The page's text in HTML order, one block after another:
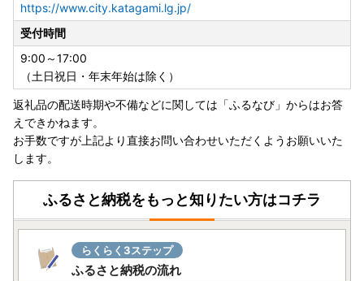
（受付時間 9：00～17:00）
潟上市ふるさと納税 運営事務局
電話 ：018-853-7978
E-mail ：katagami_furusato@norit.jp
【申請関係のお問合せについて】
・8月10日（月）：〇
・8月11日（火）：✕
・8月12日（水）～14日（金）：◯
・8月15日（土）〜8月16日（日）：✕
・8月17日（月）：〇
※暦通りの営業です。
※営業日は通常営業となります
潟上市役所 商工観光振興課 ふるさと納税担当
電話 ：018-853-5350
https://www.city.katagami.lg.jp/
受付時間
9:00～17:00
（土日祝日・年末年始は除く）
返礼品の配送時期や不備などに関しては「ふるなび」からはお答
えできかねます。
お手数ですが上記より直接お問い合わせいただくようお願いいた
します。
ふるさと納税をもっと知りたい方はコチラ
らくらく3ステップ
ふるさと納税の流れ